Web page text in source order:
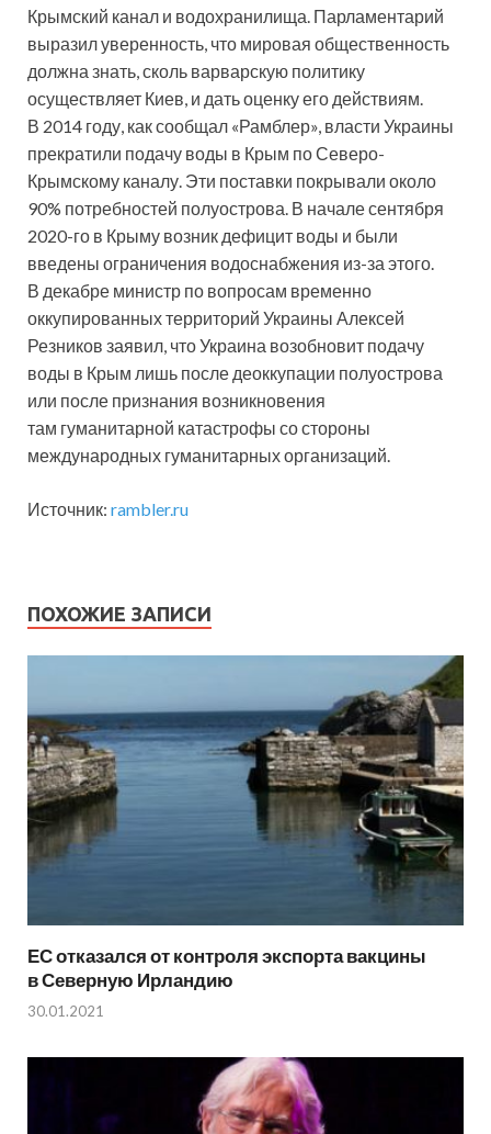
Крымский канал и водохранилища. Парламентарий
выразил уверенность, что мировая общественность
должна знать, сколь варварскую политику
осуществляет Киев, и дать оценку его действиям.
В 2014 году, как сообщал «Рамблер», власти Украины
прекратили подачу воды в Крым по Северо-
Крымскому каналу. Эти поставки покрывали около
90% потребностей полуострова. В начале сентября
2020-го в Крыму возник дефицит воды и были
введены ограничения водоснабжения из-за этого.
В декабре министр по вопросам временно
оккупированных территорий Украины Алексей
Резников заявил, что Украина возобновит подачу
воды в Крым лишь после деоккупации полуострова
или после признания возникновения
там гуманитарной катастрофы со стороны
международных гуманитарных организаций.
Источник: rambler.ru
ПОХОЖИЕ ЗАПИСИ
ЕС отказался от контроля экспорта вакцины
в Северную Ирландию
30.01.2021